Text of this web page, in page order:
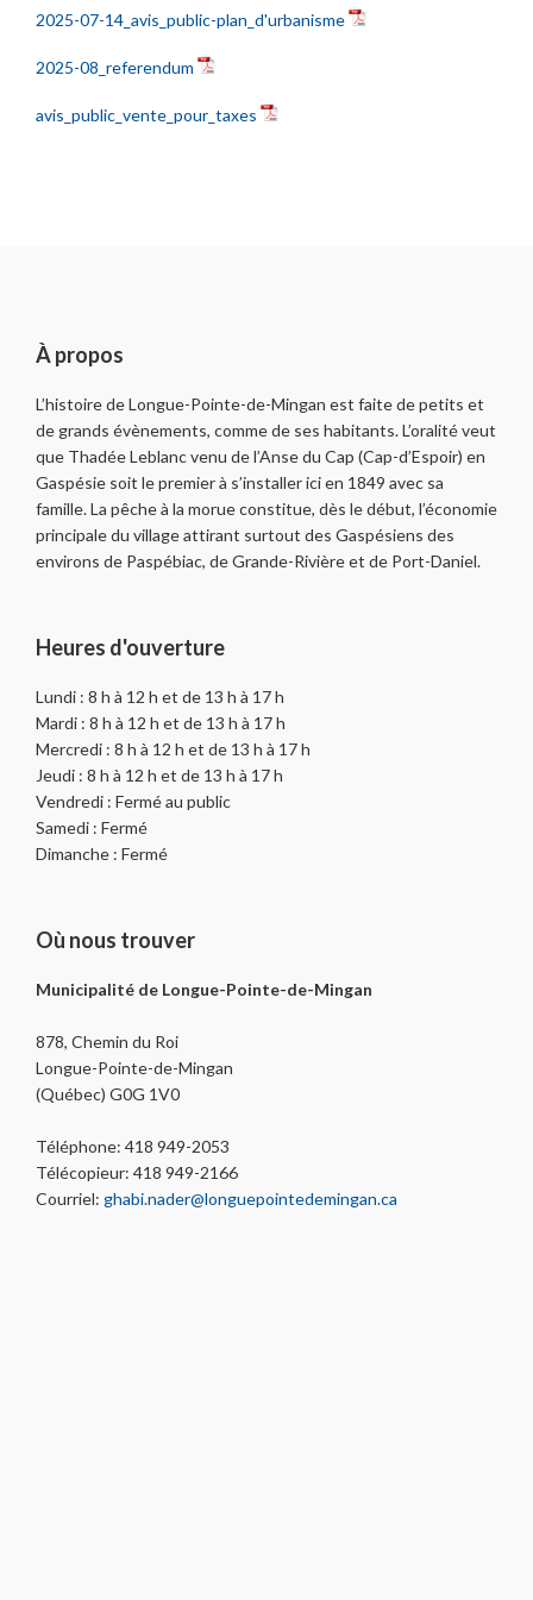
2025-07-14_avis_public-plan_d'urbanisme
2025-08_referendum
avis_public_vente_pour_taxes
À propos
L’histoire de Longue-Pointe-de-Mingan est faite de petits et
de grands évènements, comme de ses habitants. L’oralité veut
que Thadée Leblanc venu de l’Anse du Cap (Cap-d’Espoir) en
Gaspésie soit le premier à s’installer ici en 1849 avec sa
famille. La pêche à la morue constitue, dès le début, l’économie
principale du village attirant surtout des Gaspésiens des
environs de Paspébiac, de Grande-Rivière et de Port-Daniel.
Heures d'ouverture
Lundi : 8 h à 12 h et de 13 h à 17 h
Mardi : 8 h à 12 h et de 13 h à 17 h
Mercredi : 8 h à 12 h et de 13 h à 17 h
Jeudi : 8 h à 12 h et de 13 h à 17 h
Vendredi : Fermé au public
Samedi : Fermé
Dimanche : Fermé
Où nous trouver
Municipalité de Longue-Pointe-de-Mingan
878, Chemin du Roi
Longue-Pointe-de-Mingan
(Québec) G0G 1V0
Téléphone: 418 949-2053
Télécopieur: 418 949-2166
Courriel: ghabi.nader@longuepointedemingan.ca